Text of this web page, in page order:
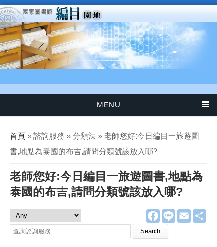
移至主內容
MENU
您在這裡
首頁 » 諮詢服務 » 分類法 » 老師您好:今日編目一旅遊圖
書,地點為泰國的布吉,請問分類號該放入哪?
老師您好:今日編目一旅遊圖書,地點為
泰國的布吉,請問分類號該放入哪?
F
a
e
L
E
m
諮詢服務
Search this site